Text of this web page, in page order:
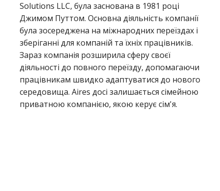
Solutions LLC, була заснована в 1981 році
Джимом Путтом. Основна діяльність компанії
була зосереджена на міжнародних переїздах і
зберіганні для компаній та їхніх працівників.
Зараз компанія розширила сферу своєї
діяльності до повного переїзду, допомагаючи
працівникам швидко адаптуватися до нового
середовища. Aires досі залишається сімейною
приватною компанією, якою керує сім'я.